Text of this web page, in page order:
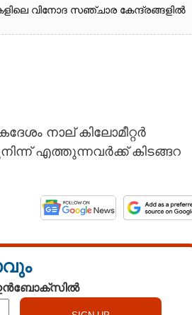
വിനോദ സഞ്ചാര കേന്ദ്രങ്ങളിൽ
നാല് കിലോമീറ്റർ
എത്തുന്നവർക്ക് കിടങ്ങറ
ഇൻബോക്സിൽ